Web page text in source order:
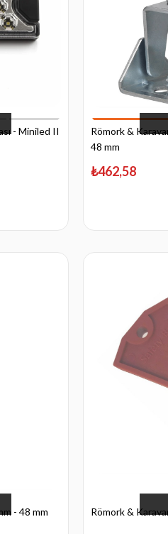
- Miniled II
Römork &
48 mm
₺462,58
- 48 mm
Römork &